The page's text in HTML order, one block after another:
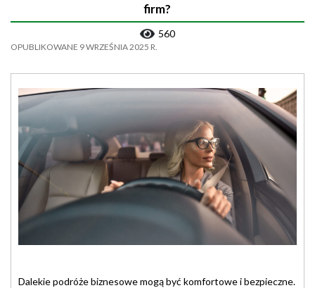
firm?
560
OPUBLIKOWANE 9 WRZEŚNIA 2025 R.
Dalekie podróże biznesowe mogą być komfortowe i bezpieczne.